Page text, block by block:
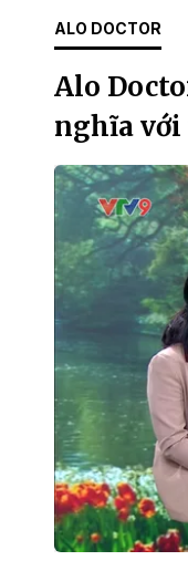
ALO DOCTOR
Alo
nghĩa